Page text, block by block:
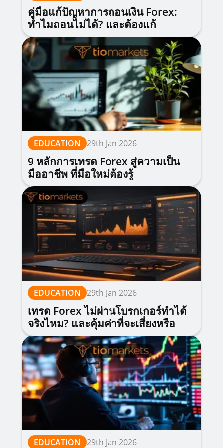
คู่มือแก้ปัญหาการถอนเงิน Forex:
ทำไมถอนไม่ได้? และต้องแก้
อย่างไร?
EDUCATION 29th Jan 2026
9 หลักการเทรด Forex สู่ความเป็น
มืออาชีพ ที่มือใหม่ต้องรู้
EDUCATION 29th Jan 2026
เทรด Forex ไม่ผ่านโบรกเกอร์ทำได้
จริงไหม? และคุ้มค่าที่จะเสี่ยงหรือ
เปล่า?
EDUCATION 29th Jan 2026